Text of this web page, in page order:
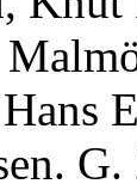
G.